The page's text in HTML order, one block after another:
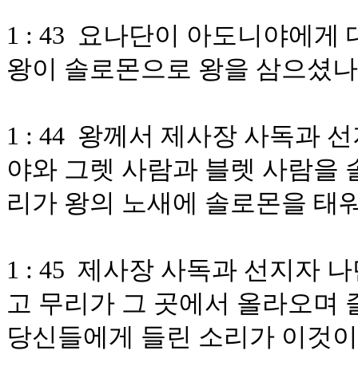
1 : 43 요나단이 아도니야에게
왕이 솔로몬으로 왕을 삼으셨
1 : 44 왕께서 제사장 사독과
야와 그렛 사람과 블렛 사람을
리가 왕의 노새에 솔로몬을 태
1 : 45 제사장 사독과 선지자
고 무리가 그 곳에서 올라오며
당신들에게 들린 소리가 이것